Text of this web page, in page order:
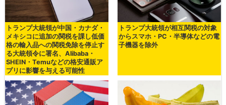
トランプ大統領が中国・カナダ・
メキシコに追加の関税を課し低価
格の輸入品への関税免除を停止す
る大統領令に署名、Alibaba・
SHEIN・Temuなどの格安通販ア
プリに影響を与える可能性
トランプ大統領が相互関税の対象
からスマホ・PC・半導体などの電
子機器を除外